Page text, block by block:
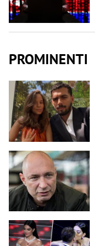
PROMINENTI